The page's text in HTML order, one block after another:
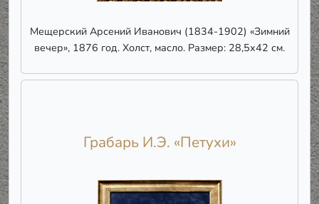
Мещерский Арсений Иванович (1834-1902) «Зимний
вечер», 1876 год. Холст, масло. Размер: 28,5х42 см.
Грабарь И.Э. «Петухи»